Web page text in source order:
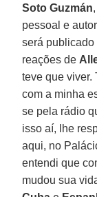
Soto Guzmán
pessoal e
será publicado
reações de
teve que viver.
com a minha
se pela rádio
isso aí, lhe
aqui, no
entendi que
mudou sua